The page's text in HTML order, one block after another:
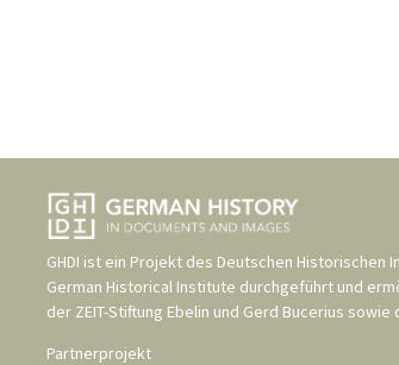
GHDI ist ein Projekt des Deutschen Historischen
German Historical Institute durchgeführt und
der ZEIT-Stiftung Ebelin und Gerd Bucerius sowie
Partnerprojekt